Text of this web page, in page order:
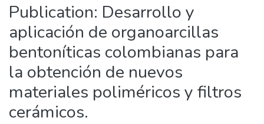
Publication: Desarrollo y
aplicación de organoarcillas
bentoníticas colombianas para
la obtención de nuevos
materiales poliméricos y filtros
cerámicos.